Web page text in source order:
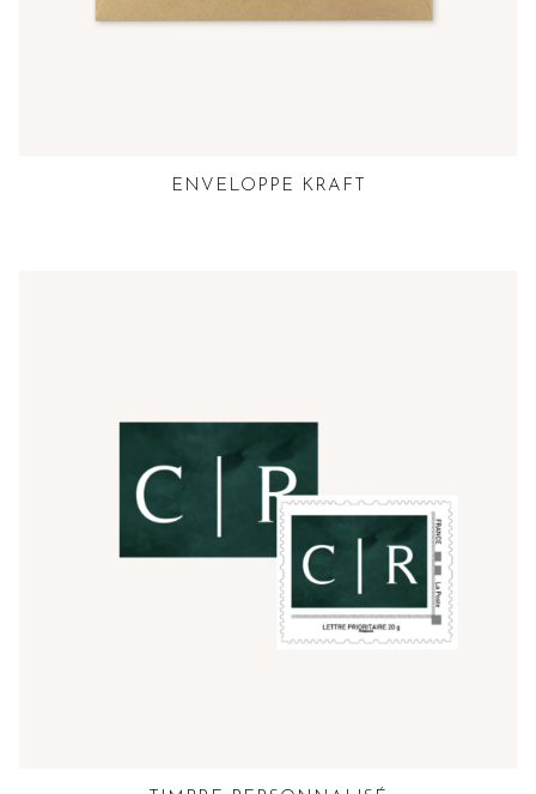
ENVELOPPE KRAFT